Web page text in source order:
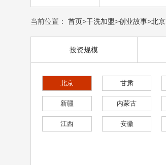
当前位置： 首页>干洗加盟>创业故事>北京
投资规模
北京 甘肃
新疆 内蒙古
江西 安徽